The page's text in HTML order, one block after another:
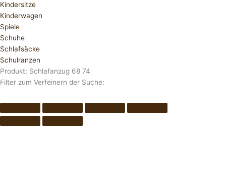
Kindersitze
Kinderwagen
Spiele
Schuhe
Schlafsäcke
Schulranzen
Produkt: Schlafanzug 68 74
Filter zum Verfeinern der Suche: